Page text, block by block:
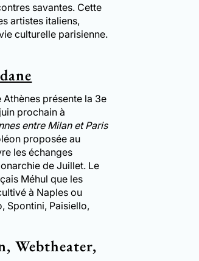
savantes. Cette
artistes italiens,
culturelle parisienne.
présente la 3e
prochain à
entre Milan et Paris
proposée au
les échanges
de Juillet. Le
Méhul que les
à Naples ou
Spontini, Paisiello,
Webtheater,